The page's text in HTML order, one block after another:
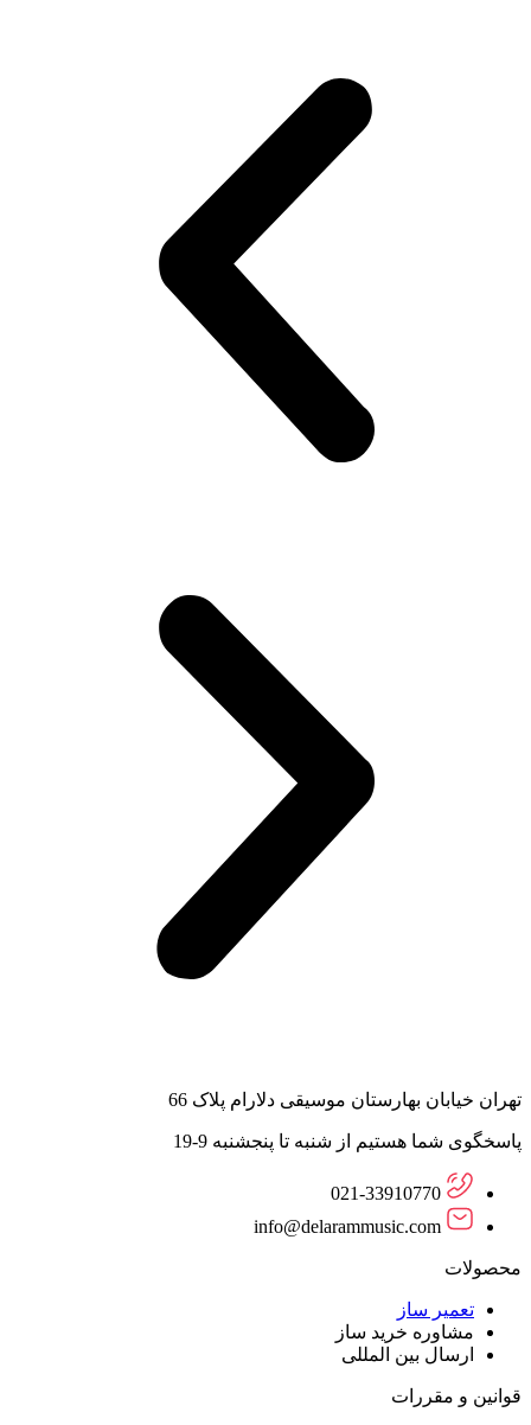
تهران خیابان بهارستان موسیقی دلارام پلاک 66
پاسخگوی شما هستیم از شنبه تا پنجشنبه 9-19
021-33910770
info@delarammusic.com
محصولات
تعمیر ساز
مشاوره خرید ساز
ارسال بین المللی
قوانین و مقررات